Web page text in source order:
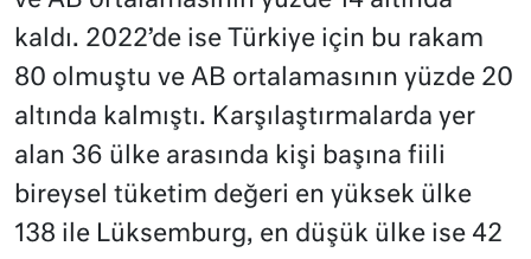
kaldı. 2022’de ise Türkiye için bu rakam
80 olmuştu ve AB ortalamasının yüzde 20
altında kalmıştı. Karşılaştırmalarda yer
alan 36 ülke arasında kişi başına fiili
bireysel tüketim değeri en yüksek ülke
138 ile Lüksemburg, en düşük ülke ise 42